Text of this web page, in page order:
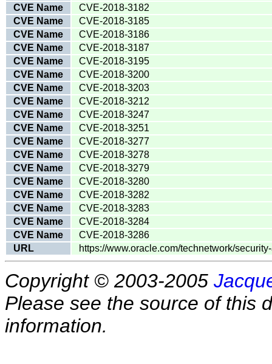
CVE Name
CVE-2018-3182
CVE Name
CVE-2018-3185
CVE Name
CVE-2018-3186
CVE Name
CVE-2018-3187
CVE Name
CVE-2018-3195
CVE Name
CVE-2018-3200
CVE Name
CVE-2018-3203
CVE Name
CVE-2018-3212
CVE Name
CVE-2018-3247
CVE Name
CVE-2018-3251
CVE Name
CVE-2018-3277
CVE Name
CVE-2018-3278
CVE Name
CVE-2018-3279
CVE Name
CVE-2018-3280
CVE Name
CVE-2018-3282
CVE Name
CVE-2018-3283
CVE Name
CVE-2018-3284
CVE Name
CVE-2018-3286
URL
https://www.oracle.com/technetwork/
Copyright © 2003-2005
Please see the source of this
information.